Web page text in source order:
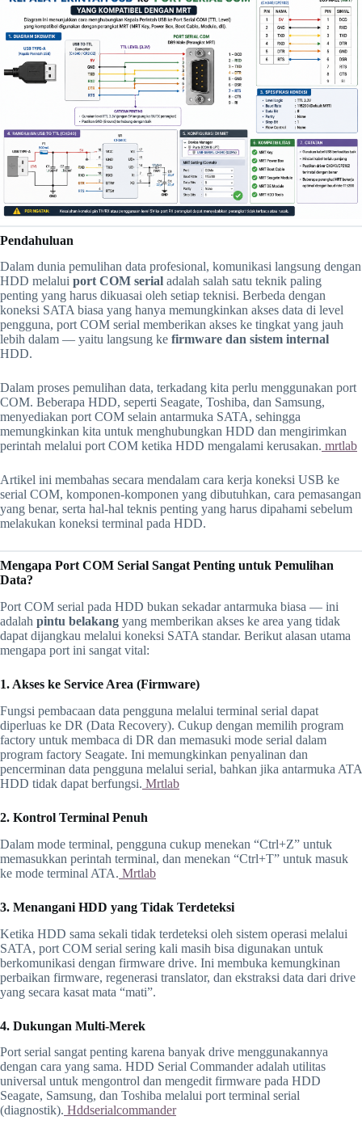
Pendahuluan
Dalam dunia pemulihan data profesional, komunikasi langsung dengan
HDD melalui port COM serial adalah salah satu teknik paling
penting yang harus dikuasai oleh setiap teknisi. Berbeda dengan
koneksi SATA biasa yang hanya memungkinkan akses data di level
pengguna, port COM serial memberikan akses ke tingkat yang jauh
lebih dalam — yaitu langsung ke firmware dan sistem internal
HDD.
Dalam proses pemulihan data, terkadang kita perlu menggunakan port
COM. Beberapa HDD, seperti Seagate, Toshiba, dan Samsung,
menyediakan port COM selain antarmuka SATA, sehingga
memungkinkan kita untuk menghubungkan HDD dan mengirimkan
perintah melalui port COM ketika HDD mengalami kerusakan. mrtlab
Artikel ini membahas secara mendalam cara kerja koneksi USB ke
serial COM, komponen-komponen yang dibutuhkan, cara pemasangan
yang benar, serta hal-hal teknis penting yang harus dipahami sebelum
melakukan koneksi terminal pada HDD.
Mengapa Port COM Serial Sangat Penting untuk Pemulihan
Data?
Port COM serial pada HDD bukan sekadar antarmuka biasa — ini
adalah pintu belakang yang memberikan akses ke area yang tidak
dapat dijangkau melalui koneksi SATA standar. Berikut alasan utama
mengapa port ini sangat vital:
1. Akses ke Service Area (Firmware)
Fungsi pembacaan data pengguna melalui terminal serial dapat
diperluas ke DR (Data Recovery). Cukup dengan memilih program
factory untuk membaca di DR dan memasuki mode serial dalam
program factory Seagate. Ini memungkinkan penyalinan dan
pencerminan data pengguna melalui serial, bahkan jika antarmuka ATA
HDD tidak dapat berfungsi. Mrtlab
2. Kontrol Terminal Penuh
Dalam mode terminal, pengguna cukup menekan “Ctrl+Z” untuk
memasukkan perintah terminal, dan menekan “Ctrl+T” untuk masuk
ke mode terminal ATA. Mrtlab
3. Menangani HDD yang Tidak Terdeteksi
Ketika HDD sama sekali tidak terdeteksi oleh sistem operasi melalui
SATA, port COM serial sering kali masih bisa digunakan untuk
berkomunikasi dengan firmware drive. Ini membuka kemungkinan
perbaikan firmware, regenerasi translator, dan ekstraksi data dari drive
yang secara kasat mata “mati”.
4. Dukungan Multi-Merek
Port serial sangat penting karena banyak drive menggunakannya
dengan cara yang sama. HDD Serial Commander adalah utilitas
universal untuk mengontrol dan mengedit firmware pada HDD
Seagate, Samsung, dan Toshiba melalui port terminal serial
(diagnostik). Hddserialcommander